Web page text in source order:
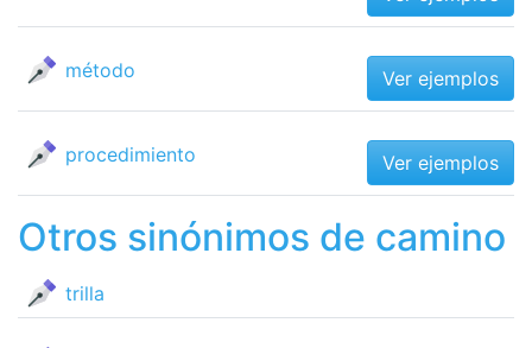
método Ver ejemplos
procedimiento Ver ejemplos
Otros sinónimos de camino
trilla